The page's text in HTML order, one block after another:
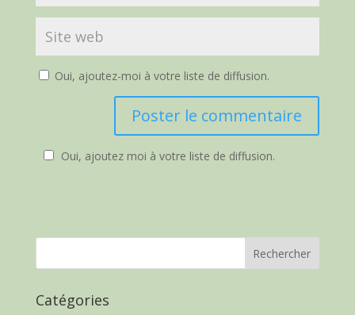
Oui, ajoutez-moi à votre liste de diffusion.
Oui, ajoutez moi à votre liste de diffusion.
Catégories